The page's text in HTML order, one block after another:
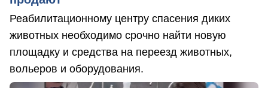
Реабилитационному центру спасения диких
животных необходимо срочно найти новую
площадку и средства на переезд животных,
вольеров и оборудования.